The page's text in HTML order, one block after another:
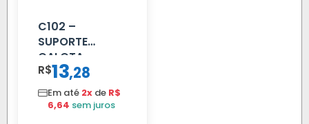
C102 –
SUPORTE
CALOTA
DIANTEIRA
RODA 10 FUROS
R$13,28
Em até 2x de R$
6,64 sem juros